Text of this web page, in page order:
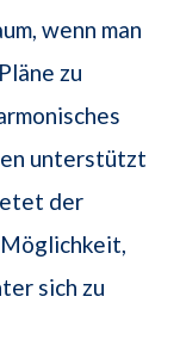
wenn man
zu
unterstützt
der
sich zu